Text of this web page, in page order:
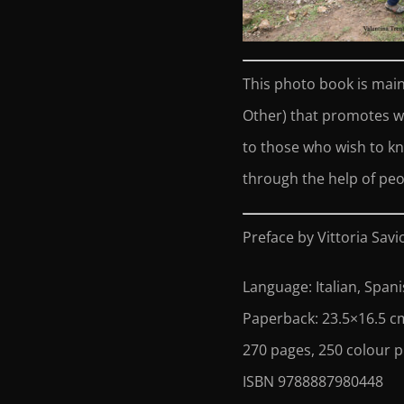
This photo book is
Other) that promotes
to those who wish to
through the help of
Preface by Vittoria
Language: Italian,
Paperback: 23.5×16.5
270 pages, 250 colour
ISBN 9788887980448